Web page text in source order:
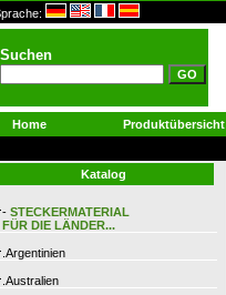
Home Produktübersicht
Katalog
- STECKERMATERIAL
FÜR DIE LÄNDER...
.Argentinien
.Australien